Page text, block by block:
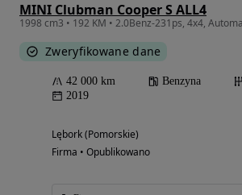
MINI Clubman Cooper S ALL4
Zweryfikowane dane
42 000 km Benzyna
2019
Lębork (Pomorskie)
Firma • Opublikowano